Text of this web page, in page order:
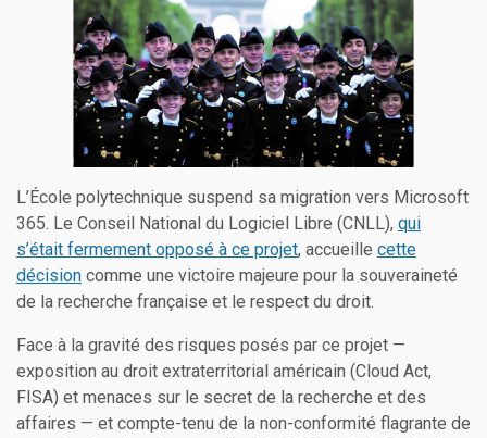
L’École polytechnique suspend sa migration vers Microsoft
365. Le Conseil National du Logiciel Libre (CNLL), qui
s’était fermement opposé à ce projet, accueille cette
décision comme une victoire majeure pour la souveraineté
de la recherche française et le respect du droit.
Face à la gravité des risques posés par ce projet —
exposition au droit extraterritorial américain (Cloud Act,
FISA) et menaces sur le secret de la recherche et des
affaires — et compte-tenu de la non-conformité flagrante de